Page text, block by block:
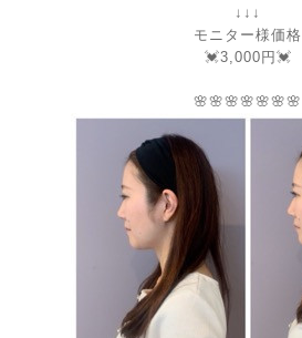
↓↓↓
モニター様価格
💓3,000円💓
🌸🌸🌸🌸🌸🌸🌸